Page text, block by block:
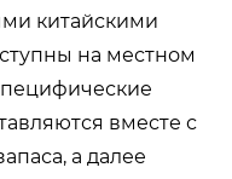
китайскими
на местном
вместе с
а далее